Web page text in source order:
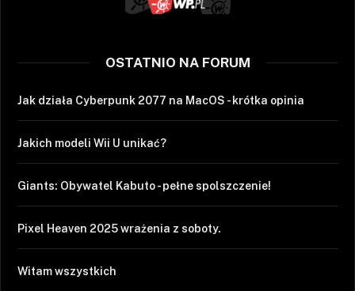
OSTATNIO NA FORUM
Jak działa Cyberpunk 2077 na MacOS - krótka opinia
Jakich modeli Wii U unikać?
Giants: Obywatel Kabuto - pełne spolszczenie!
Pixel Heaven 2025 wrażenia z soboty.
Witam wszystkich